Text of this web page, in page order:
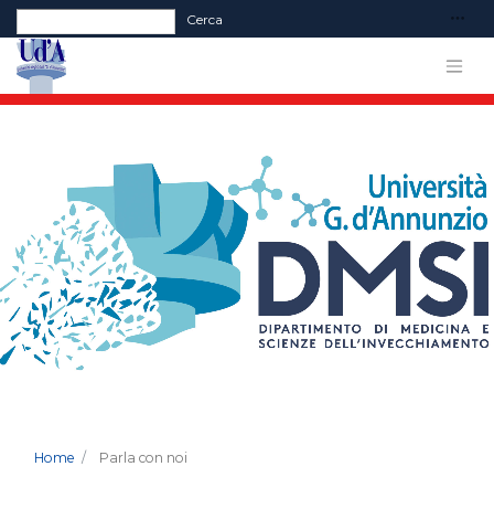
Form di ricerca
Cerca
Home Parla con noi